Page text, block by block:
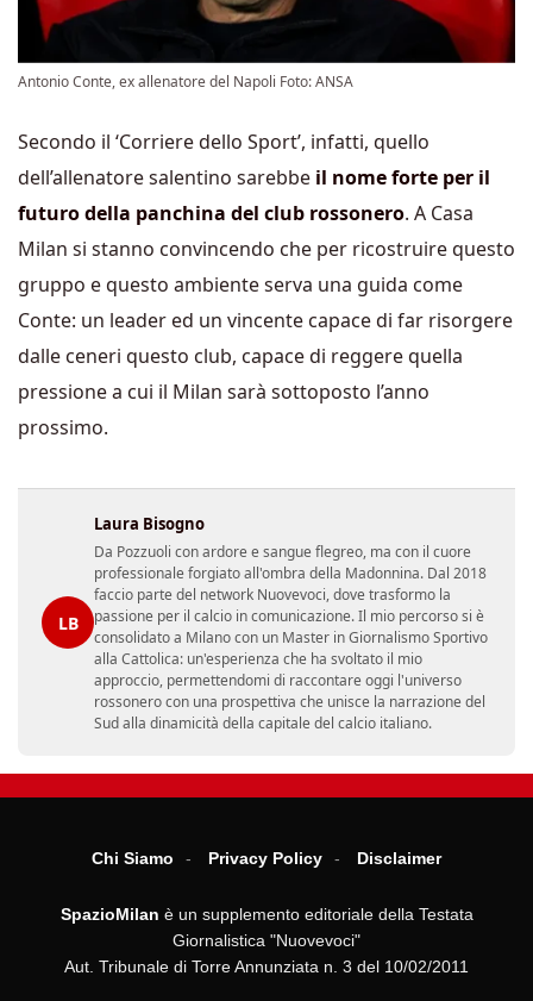
Antonio Conte, ex allenatore del Napoli Foto: ANSA
Secondo il ‘Corriere dello Sport’, infatti, quello
dell’allenatore salentino sarebbe il nome forte per il
futuro della panchina del club rossonero. A Casa
Milan si stanno convincendo che per ricostruire questo
gruppo e questo ambiente serva una guida come
Conte: un leader ed un vincente capace di far risorgere
dalle ceneri questo club, capace di reggere quella
pressione a cui il Milan sarà sottoposto l’anno
prossimo.
LB
Laura Bisogno
Da Pozzuoli con ardore e sangue flegreo, ma con il cuore
professionale forgiato all'ombra della Madonnina. Dal 2018
faccio parte del network Nuovevoci, dove trasformo la
passione per il calcio in comunicazione. Il mio percorso si è
consolidato a Milano con un Master in Giornalismo Sportivo
alla Cattolica: un'esperienza che ha svoltato il mio
approccio, permettendomi di raccontare oggi l'universo
rossonero con una prospettiva che unisce la narrazione del
Sud alla dinamicità della capitale del calcio italiano.
Chi Siamo Privacy Policy Disclaimer
SpazioMilan è un supplemento editoriale della Testata
Giornalistica "Nuovevoci"
Aut. Tribunale di Torre Annunziata n. 3 del 10/02/2011